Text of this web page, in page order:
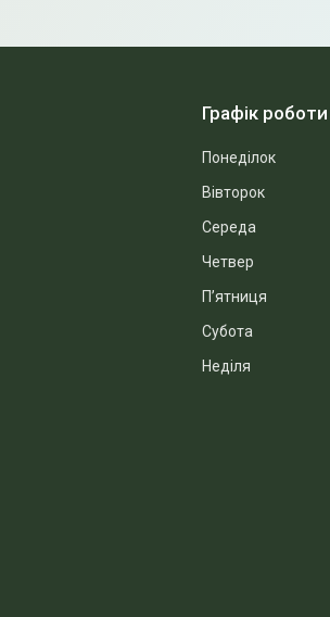
Графік роботи
Понеділок
Вівторок
Середа
Четвер
Пʼятниця
Субота
Неділя